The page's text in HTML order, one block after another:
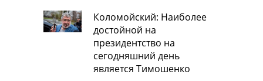
Коломойский: Наиболее
достойной на
президентство на
сегодняшний день
является Тимошенко